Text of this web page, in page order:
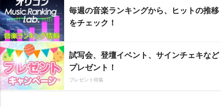
毎週の音楽ランキングから、ヒットの推移
をチェック！
試写会、登壇イベント、サインチェキなど
プレゼント！
プレゼント特集